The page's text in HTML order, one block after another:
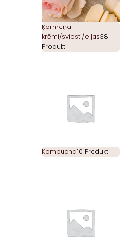
Ķermeņa
krēmi/sviesti/eļļas38
Produkti
Kombucha10 Produkti